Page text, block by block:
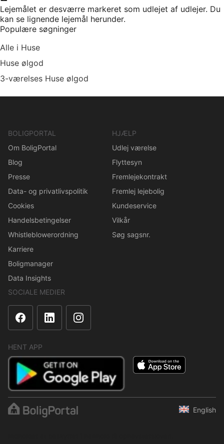
Lejemålet er desværre markeret som udlejet af udlejer. Du
kan se lignende lejemål herunder.
Populære søgninger
Alle i Huse
Huse ølgod
3-værelses Huse ølgod
BOLIGPORTAL
Om BoligPortal
Blog
Presse
Data- og privatlivspolitik
Cookies
Handelsbetingelser
Whistleblowerordning
Karriere
Boligmanager
Data Insights
HJÆLP
Udlej værelse
Flyttesyn
Fremlejekontrakt
Fremlej lejebolig
Kundeservice
Vilkår
Søg sagsnr.
SOCIALE MEDIER
HENT APP
English